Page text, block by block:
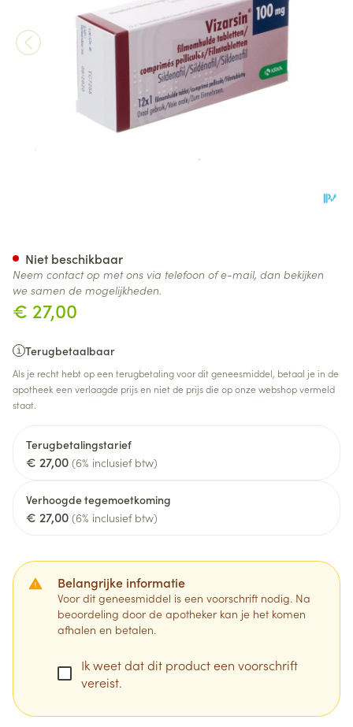
€ 27,00
Terugbetaalbaar
Als je recht hebt op een terugbetaling voor dit geneesmiddel, betaal je in de
apotheek een verlaagde prijs en niet de prijs die op onze webshop vermeld
staat.
Terugbetalingstarief
€ 27,00 (6% inclusief btw)
Verhoogde tegemoetkoming
€ 27,00 (6% inclusief btw)
Belangrijke informatie
Voor dit geneesmiddel is een voorschrift nodig. Na
beoordeling door de apotheker kan je het komen
afhalen en betalen.
Ik weet dat dit product een voorschrift
vereist.
Niet beschikbaar
Neem contact op met ons via telefoon of e-mail, dan bekijken
we samen de mogelijkheden.